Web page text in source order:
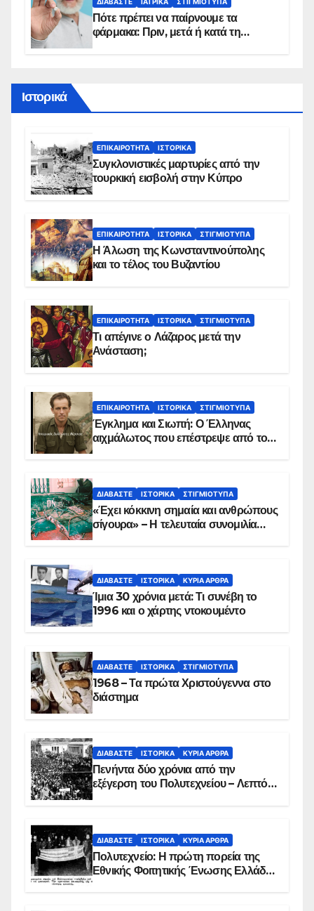
Πότε πρέπει να παίρνουμε τα
φάρμακα: Πριν, μετά ή κατά τη
Ιστορικά
ΕΠΙΚΑΙΡΌΤΗΤΑ ΙΣΤΟΡΙΚΆ
Συγκλονιστικές μαρτυρίες από την
τουρκική εισβολή στην Κύπρο
ΕΠΙΚΑΙΡΌΤΗΤΑ ΙΣΤΟΡΙΚΆ ΣΤΙΓΜΙΌΤΥΠΑ
Η Άλωση της Κωνσταντινούπολης
και το τέλος του Βυζαντίου
ΕΠΙΚΑΙΡΌΤΗΤΑ ΙΣΤΟΡΙΚΆ ΣΤΙΓΜΙΌΤΥΠΑ
Τι απέγινε ο Λάζαρος μετά την
Ανάσταση;
ΕΠΙΚΑΙΡΌΤΗΤΑ ΙΣΤΟΡΙΚΆ ΣΤΙΓΜΙΌΤΥΠΑ
Έγκλημα και Σιωπή: Ο Έλληνας
αιχμάλωτος που επέστρεψε από το
ΔΙΑΒΆΣΤΕ ΙΣΤΟΡΙΚΆ ΣΤΙΓΜΙΌΤΥΠΑ
«Έχει κόκκινη σημαία και ανθρώπους
σίγουρα» – Η τελευταία συνομιλία
ΔΙΑΒΆΣΤΕ ΙΣΤΟΡΙΚΆ ΚΥΡΙΑ ΑΡΘΡΑ
Ίμια 30 χρόνια μετά: Τι συνέβη το
1996 και ο χάρτης ντοκουμέντο
ΔΙΑΒΆΣΤΕ ΙΣΤΟΡΙΚΆ ΣΤΙΓΜΙΌΤΥΠΑ
1968 – Τα πρώτα Χριστούγεννα στο
διάστημα
ΔΙΑΒΆΣΤΕ ΙΣΤΟΡΙΚΆ ΚΥΡΙΑ ΑΡΘΡΑ
Πενήντα δύο χρόνια από την
εξέγερση του Πολυτεχνείου – Λεπτό
ΔΙΑΒΆΣΤΕ ΙΣΤΟΡΙΚΆ ΚΥΡΙΑ ΑΡΘΡΑ
Πολυτεχνείο: Η πρώτη πορεία της
Εθνικής Φοιτητικής Ένωσης Ελλάδος